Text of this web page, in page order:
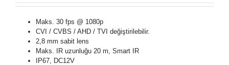
Maks. 30 fps @ 1080p
CVI / CVBS / AHD / TVI değiştirilebilir.
2,8 mm sabit lens
Maks. IR uzunluğu 20 m, Smart IR
IP67, DC12V